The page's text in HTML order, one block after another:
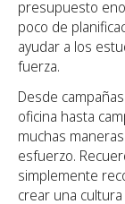
presupuesto
poco de
ayudar a los
fuerza.
Desde
oficina hasta
muchas
esfuerzo.
simplemente
crear una